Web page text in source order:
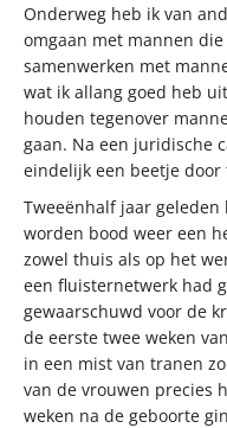
Onderweg heb ik van
omgaan met mannen
samenwerken met
wat ik allang goed heb
houden tegenover
gaan. Na een juridische
eindelijk een beetje door
Tweeënhalf jaar
worden bood weer een
zowel thuis als op het
een fluisternetwerk had
gewaarschuwd voor de
de eerste twee weken
in een mist van tranen
van de vrouwen precies
weken na de geboorte